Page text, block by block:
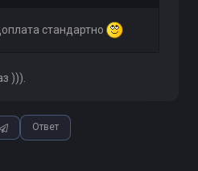
стандартно
))).
Ответ